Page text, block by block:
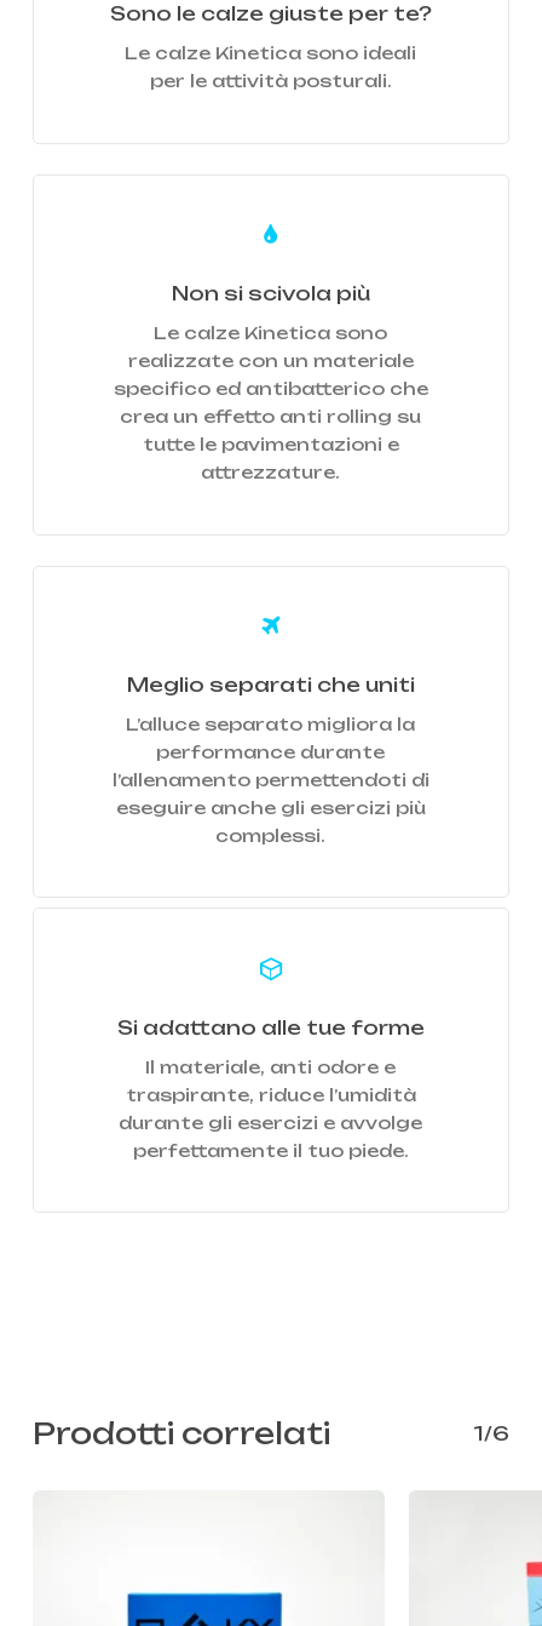
Sono le calze giuste per te?
Le calze Kinetica sono ideali
per le attività posturali.
Non si scivola più
Le calze Kinetica sono
realizzate con un materiale
specifico ed antibatterico che
crea un effetto anti rolling su
tutte le pavimentazioni e
attrezzature.
Meglio separati che uniti
L’alluce separato migliora la
performance durante
l’allenamento permettendoti di
eseguire anche gli esercizi più
complessi.
Si adattano alle tue forme
Il materiale, anti odore e
traspirante, riduce l’umidità
durante gli esercizi e avvolge
perfettamente il tuo piede.
Prodotti correlati 1/6